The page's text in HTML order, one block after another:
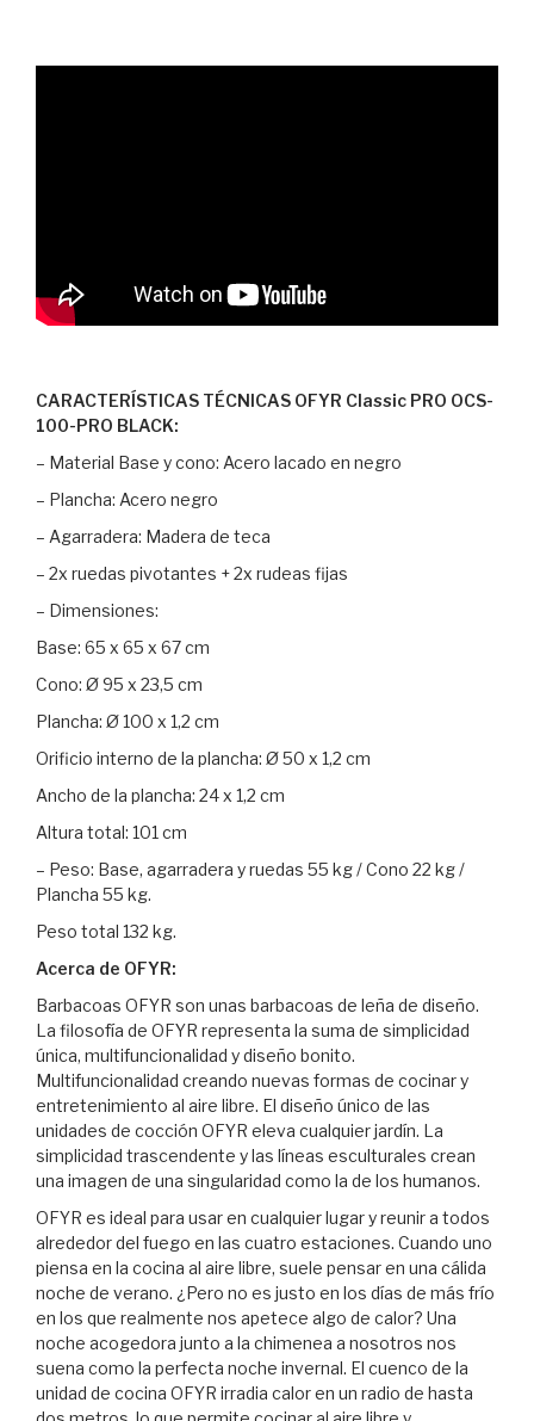
CARACTERÍSTICAS TÉCNICAS OFYR Classic PRO OCS-
100-PRO BLACK:
– Material Base y cono: Acero lacado en negro
– Plancha: Acero negro
– Agarradera: Madera de teca
– 2x ruedas pivotantes + 2x rudeas fijas
– Dimensiones:
Base: 65 x 65 x 67 cm
Cono: Ø 95 x 23,5 cm
Plancha: Ø 100 x 1,2 cm
Orificio interno de la plancha: Ø 50 x 1,2 cm
Ancho de la plancha: 24 x 1,2 cm
Altura total: 101 cm
– Peso: Base, agarradera y ruedas 55 kg / Cono 22 kg /
Plancha 55 kg.
Peso total 132 kg.
Acerca de OFYR:
Barbacoas OFYR son unas barbacoas de leña de diseño.
La filosofía de OFYR representa la suma de simplicidad
única, multifuncionalidad y diseño bonito.
Multifuncionalidad creando nuevas formas de cocinar y
entretenimiento al aire libre. El diseño único de las
unidades de cocción OFYR eleva cualquier jardín. La
simplicidad trascendente y las líneas esculturales crean
una imagen de una singularidad como la de los humanos.
OFYR es ideal para usar en cualquier lugar y reunir a todos
alrededor del fuego en las cuatro estaciones. Cuando uno
piensa en la cocina al aire libre, suele pensar en una cálida
noche de verano. ¿Pero no es justo en los días de más frío
en los que realmente nos apetece algo de calor? Una
noche acogedora junto a la chimenea a nosotros nos
suena como la perfecta noche invernal. El cuenco de la
unidad de cocina OFYR irradia calor en un radio de hasta